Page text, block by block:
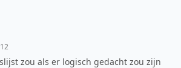
zou als er logisch gedacht zou zijn